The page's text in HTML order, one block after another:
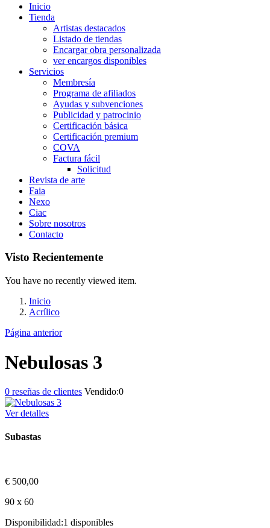
Inicio
Tienda
Artistas destacados
Listado de tiendas
Encargar obra personalizada
ver encargos disponibles
Servicios
Membresía
Programa de afiliados
Ayudas y subvenciones
Publicidad y patrocinio
Certificación básica
Certificación premium
COVA
Factura fácil
Solicitud
Revista de arte
Faia
Nexo
Ciac
Sobre nosotros
Contacto
Visto Recientemente
You have no recently viewed item.
Inicio
Acrílico
Página anterior
Nebulosas 3
0 reseñas de clientes Vendido:0
Ver detalles
Subastas
€ 500,00
90 x 60
Disponibilidad:1 disponibles